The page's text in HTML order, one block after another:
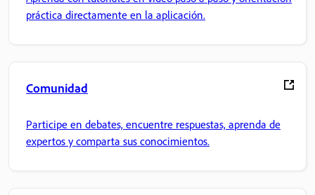
práctica directamente en la aplicación.
Comunidad
Participe en debates, encuentre respuestas, aprenda de
expertos y comparta sus conocimientos.